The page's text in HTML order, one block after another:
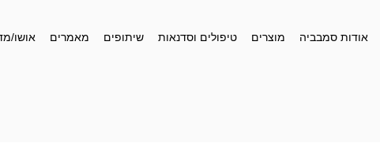
אודות סמבביה מוצרים טיפולים וסדנאות שיתופים מאמרים אושו/